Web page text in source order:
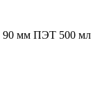
90 мм ПЭТ 500 мл